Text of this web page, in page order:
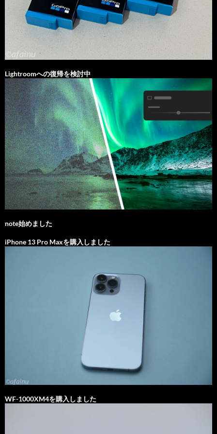
Lightroomへの復帰を検討中
note始めました
iPhone 13 Pro Maxを購入しました
WF-1000XM4を購入しました